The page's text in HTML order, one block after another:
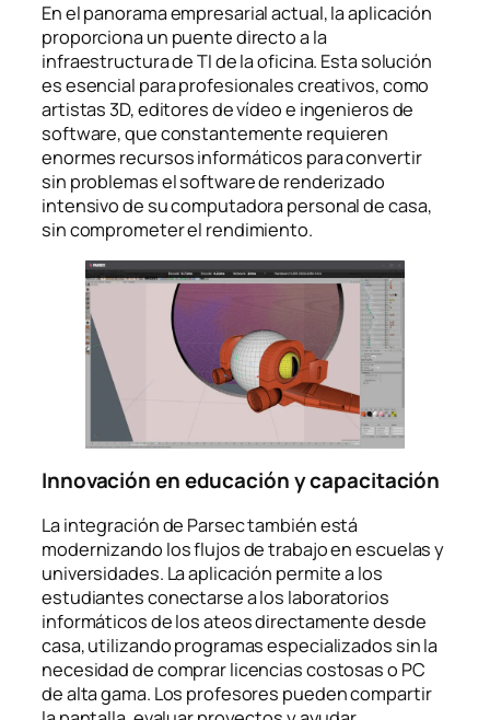
En el panorama empresarial actual, la aplicación
proporciona un puente directo a la
infraestructura de TI de la oficina. Esta solución
es esencial para profesionales creativos, como
artistas 3D, editores de vídeo e ingenieros de
software, que constantemente requieren
enormes recursos informáticos para convertir
sin problemas el software de renderizado
intensivo de su computadora personal de casa,
sin comprometer el rendimiento.
Innovación en educación y capacitación
La integración de Parsec también está
modernizando los flujos de trabajo en escuelas y
universidades. La aplicación permite a los
estudiantes conectarse a los laboratorios
informáticos de los ateos directamente desde
casa, utilizando programas especializados sin la
necesidad de comprar licencias costosas o PC
de alta gama. Los profesores pueden compartir